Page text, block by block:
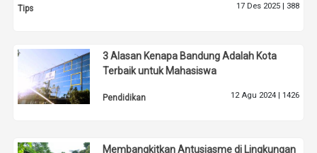
Tips 17 Des 2025 | 388
3 Alasan Kenapa Bandung Adalah Kota
Terbaik untuk Mahasiswa
Pendidikan 12 Agu 2024 | 1426
Membangkitkan Antusiasme di Lingkungan